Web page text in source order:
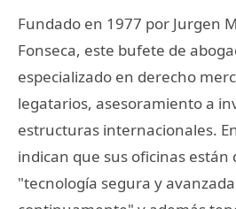
Fundado en 1977 por Jurgen
Fonseca, este bufete de
especializado en derecho
legatarios, asesoramiento a
estructuras internacionales.
indican que sus oficinas están
"tecnología segura y